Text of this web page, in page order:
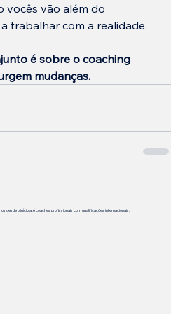
vocês vão além do
trabalhar com a realidade.
é sobre o coaching
mudanças.
desde o início até coaches profissionais com qualificações internacionais.